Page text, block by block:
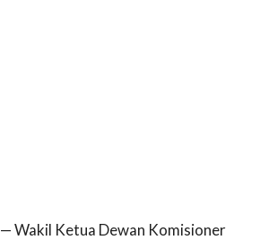
— Wakil Ketua Dewan Komisioner